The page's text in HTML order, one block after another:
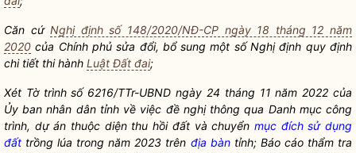
Căn cứNghị định số 148/2020/NĐ-CP ngày 18 tháng 12 năm
2020 của Chính phủ sửa đổi, bổ sung một số Nghị định quy định
chi tiết thi hành Luật Đất đai;
Xét Tờ trình số 6216/TTr-UBND ngày 24 tháng 11 năm 2022 của
Ủy ban nhân dân tỉnh về việc đề nghị thông qua Danh mục công
trình, dự án thuộc diện thu hồi đất và chuyển mục đích sử dụng
đất trồng lúa trong năm 2023 trên địa bàntỉnh; Báo cáo thẩm tra